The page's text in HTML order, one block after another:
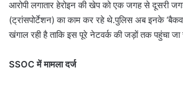
आरोपी लगातार हेरोइन की खेप को एक जगह से दूसरी
(ट्रांसपोर्टेशन) का काम कर रहे थे.पुलिस अब इनके
खंगाल रही है ताकि इस पूरे नेटवर्क की जड़ों तक पहुंचा
SSOC में मामला दर्ज